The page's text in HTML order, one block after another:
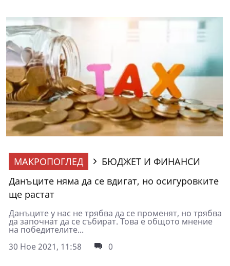
МАКРОПОГЛЕД
БЮДЖЕТ И ФИНАНСИ
Данъците няма да се вдигат, но осигуровките
ще растат
Данъците у нас не трябва да се променят, но трябва
да започнат да се събират. Това е общото мнение
на победителите...
30 Ное 2021, 11:58
0